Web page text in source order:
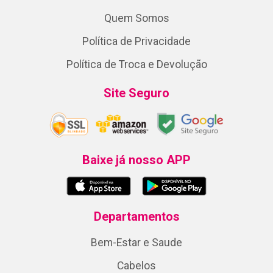
Quem Somos
Política de Privacidade
Política de Troca e Devolução
Site Seguro
Baixe já nosso APP
Departamentos
Bem-Estar e Saude
Cabelos